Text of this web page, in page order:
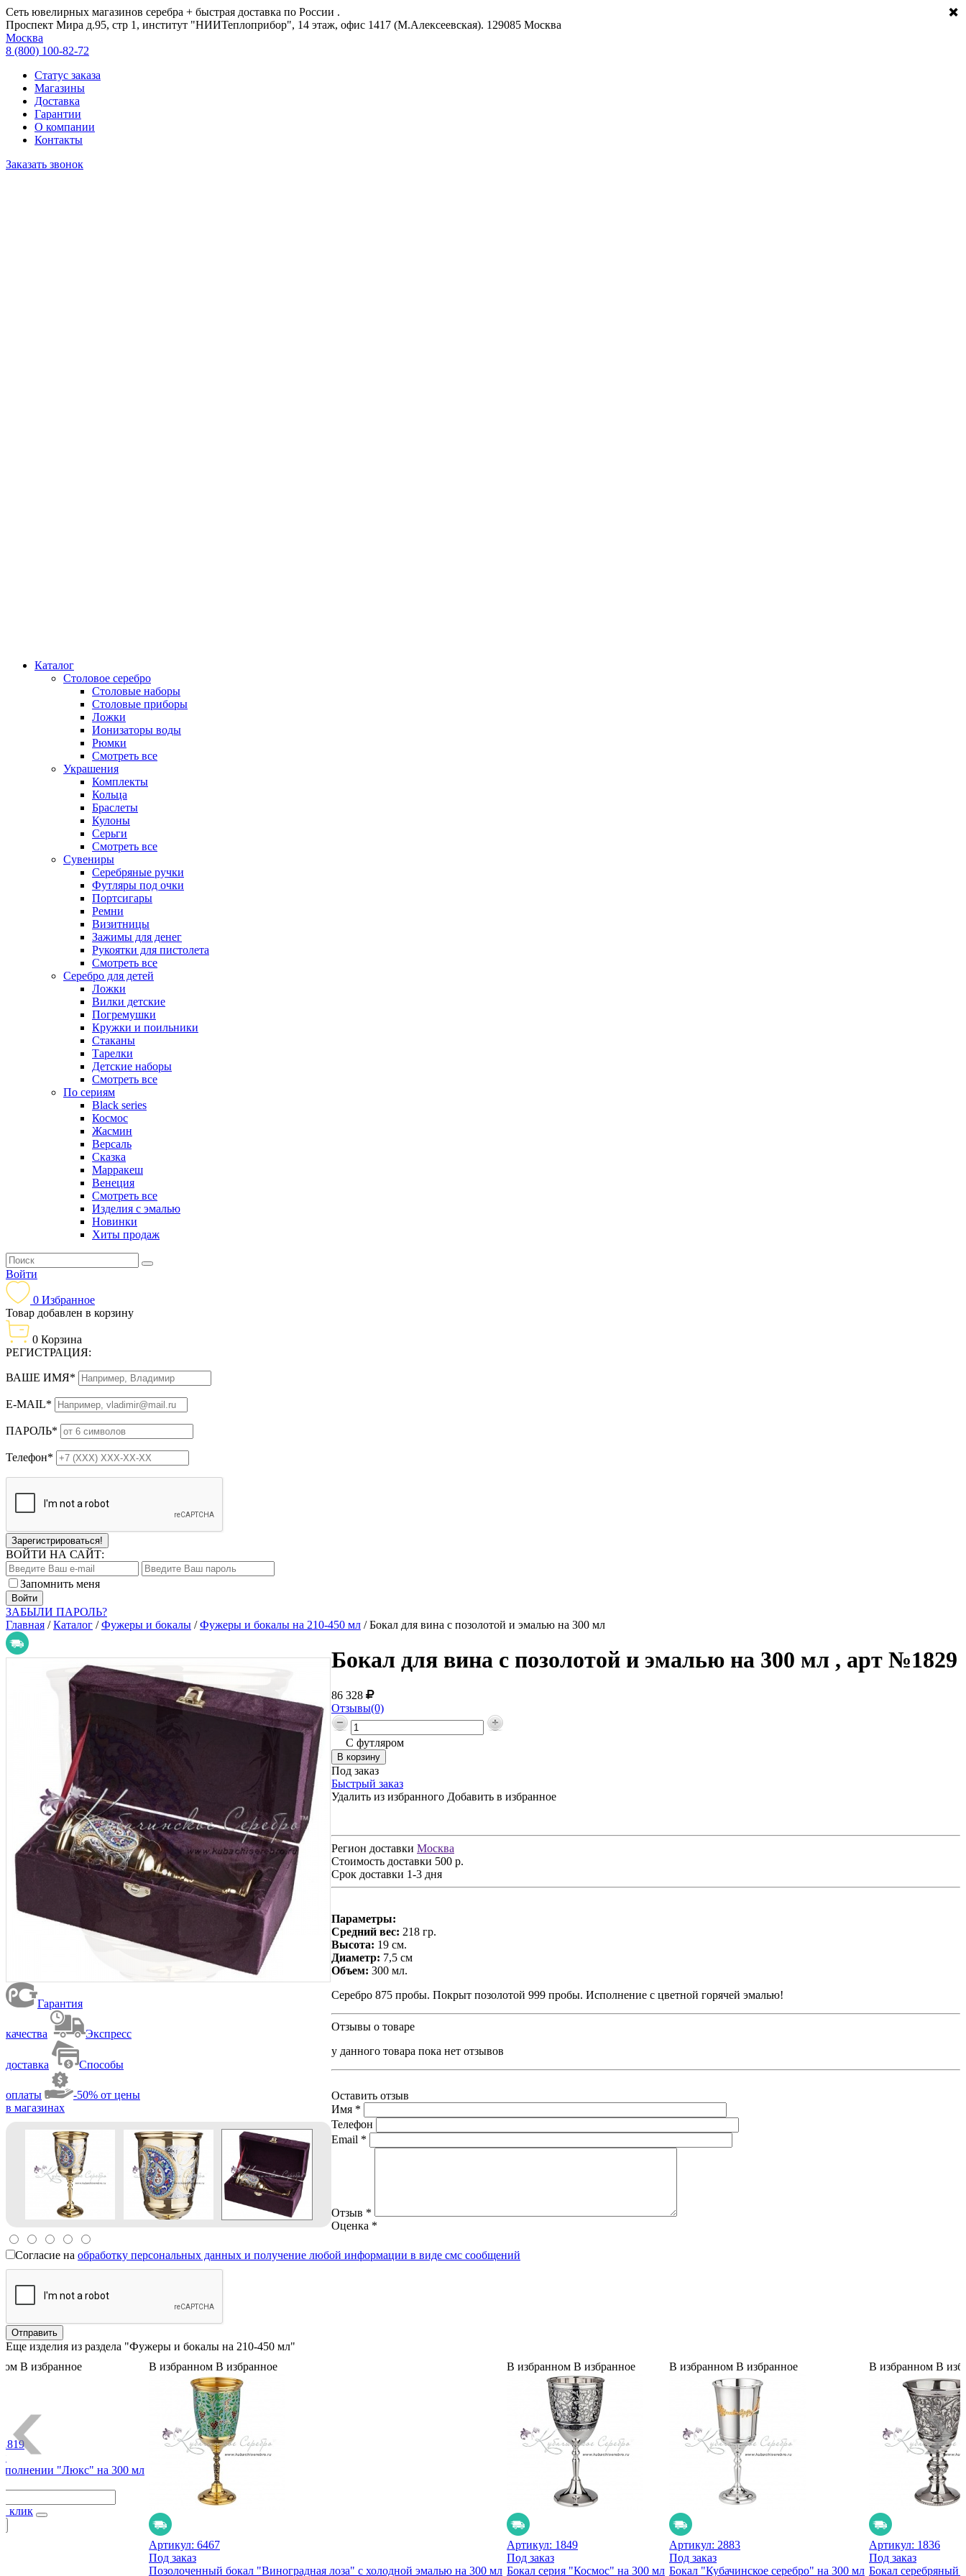
Сеть ювелирных магазинов серебра + быстрая доставка по России .
Проспект Мира д.95, стр 1, институт "НИИТеплоприбор", 14 этаж, офис 1417 (М.Алексеевская). 129085 Москва
Москва
8 (800) 100-82-72
Статус заказа
Магазины
Доставка
Гарантии
О компании
Контакты
Заказать звонок
Каталог
Столовое серебро
Столовые наборы
Столовые приборы
Ложки
Ионизаторы воды
Рюмки
Смотреть все
Украшения
Комплекты
Кольца
Браслеты
Кулоны
Серьги
Смотреть все
Сувениры
Серебряные ручки
Футляры под очки
Портсигары
Ремни
Визитницы
Зажимы для денег
Рукоятки для пистолета
Смотреть все
Серебро для детей
Ложки
Вилки детские
Погремушки
Кружки и поильники
Стаканы
Тарелки
Детские наборы
Смотреть все
По сериям
Black series
Космос
Жасмин
Версаль
Сказка
Марракеш
Венеция
Смотреть все
Изделия с эмалью
Новинки
Хиты продаж
Войти
0 Избранное
Товар добавлен в корзину
0 Корзина
РЕГИСТРАЦИЯ:
ВАШЕ ИМЯ*
E-MAIL*
ПАРОЛЬ*
Телефон*
Зарегистрироваться!
ВОЙТИ НА САЙТ:
Запомнить меня
ЗАБЫЛИ ПАРОЛЬ?
Главная /Каталог /Фужеры и бокалы /Фужеры и бокалы на 210-450 мл /Бокал для вина с позолотой и эмалью на 300 мл
Гарантия
качества Экспресс
доставка Способы
оплаты
-50% от цены
в магазинах
Бокал для вина с позолотой и эмалью на 300 мл , арт №1829
86 328
Отзывы(0)
С футляром
Под заказ
Быстрый заказ
Удалить из избранного Добавить в избранное
Регион доставки Москва
Стоимость доставки 500 р.
Срок доставки 1-3 дня
Параметры:
Средний вес: 218 гр.
Высота: 19 см.
Диаметр: 7,5 см
Объем: 300 мл.
Серебро 875 пробы. Покрыт позолотой 999 пробы. Исполнение с цветной горячей эмалью!
Отзывы о товаре
у данного товара пока нет отзывов
Оставить отзыв
Имя *
Телефон
Email *
Отзыв *
Оценка *
Согласие на обработку персональных данных и получение любой информации в виде смс сообщений
Еще изделия из раздела "Фужеры и бокалы на 210-450 мл"
В избранное
1819
"Люкс" на 300 мл
клик
В избранном В избранное
Артикул: 6467
Под заказ
Позолоченный бокал "Виноградная лоза" с холодной эмалью на 300 мл
В избранном В избранное
Артикул: 1849
Под заказ
Бокал серия "Космос" на 300 мл
В избранном В избранное
Артикул: 2883
Под заказ
Бокал "Кубачинское серебро" на 300 мл
В избранном В
Артикул: 1836
Под заказ
Бокал серебряный